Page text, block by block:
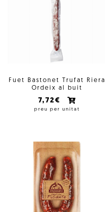
Fuet Bastonet Trufat Riera
Ordeix al buit
7,72€
preu per unitat